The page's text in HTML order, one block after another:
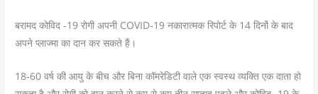
बरामद कोविद -19 रोगी अपनी COVID-19 नकारात्मक रिपोर्ट के 14 दिनों के बाद
अपने प्लाज्मा का दान कर सकते हैं।
18-60 वर्ष की आयु के बीच और बिना कॉमरेडिटी वाले एक स्वस्थ व्यक्ति एक दाता हो